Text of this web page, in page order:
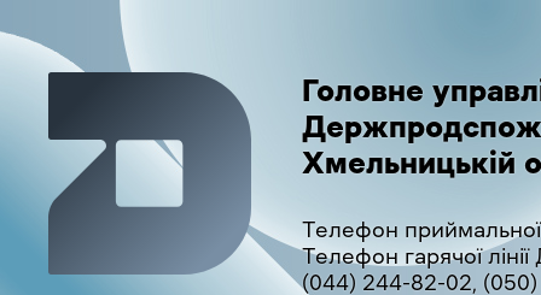
Головне
Хмельницькій
Телефон
Телефон гарячої
(044) 244-82-02,